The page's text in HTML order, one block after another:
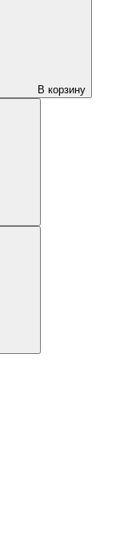
В корзину